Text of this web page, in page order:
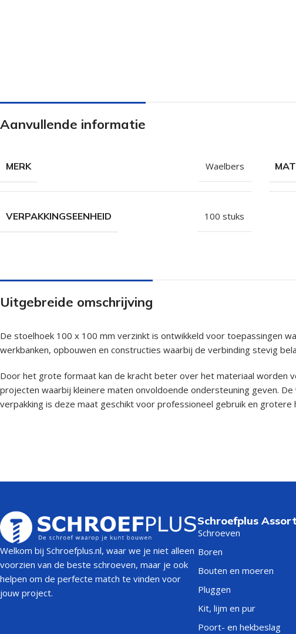
Isolatieschroeven
Afstandschroeven
Betonschroeven
Glaslatschroeven
Aanvullende informatie
MERK Waelbers
VERPAKKINGSEENHEID 100 stuks
Uitgebreide omschrijving
De stoelhoek 100 x 100 mm verzinkt is ontwikkeld voor toepassingen
werkbanken, opbouwen en constructies waarbij de verbinding stevig
Door het grote formaat kan de kracht beter over het materiaal worden
projecten waarbij kleinere maten onvoldoende ondersteuning geven.
verpakking is deze maat geschikt voor professioneel gebruik en grotere
Welkom bij Schroefplus.nl, waar we je niet alleen
voorzien van de beste schroeven, maar je ook
helpen om de perfecte match te vinden voor
jouw project.
Schroefplus
Schroeven
Boren
Bouten en moeren
Pluggen
Kit, lijm en pur
Poort- en hekbeslag